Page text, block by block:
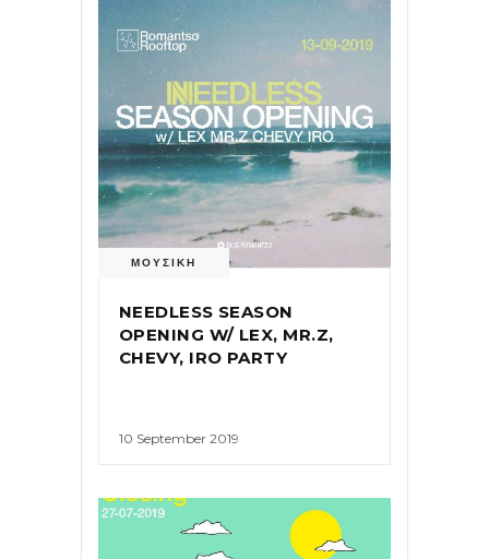
ΜΟΥΣΙΚΗ
NEEDLESS SEASON
OPENING W/ LEX, MR.Z,
CHEVY, IRO PARTY
10 September 2019